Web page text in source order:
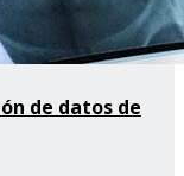
de datos de